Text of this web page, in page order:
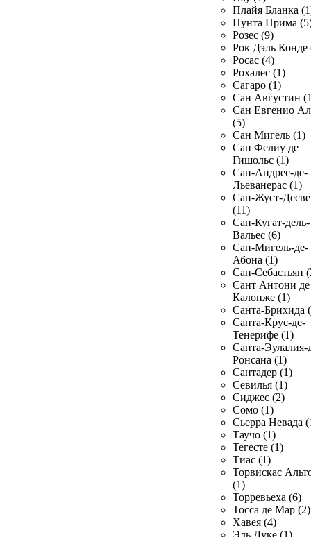
Плайя Бланка
Пунта Прима
Розес (9)
Рок Дэль Конде
Росас (4)
Рохалес (1)
Сагаро (1)
Сан Августин
Сан Евгенио
(5)
Сан Мигель (1)
Сан Фелиу де
Гишольс (1)
Сан-Андрес-де-
Льеванерас (1)
Сан-Жуст-
(11)
Сан-Кугат-дель-
Вальес (6)
Сан-Мигель-де-
Абона (1)
Сан-Себастьян
Сант Антони де
Калонже (1)
Санта-Брихида
Санта-Крус-де-
Тенерифе (1)
Санта-Эулалия-
Ронсана (1)
Сантадер (1)
Севилья (1)
Сиджес (2)
Сомо (1)
Сьерра Невада
Таучо (1)
Тегесте (1)
Тиас (1)
Торвискас
(1)
Торревьеха (6)
Тосса де Мар (2)
Хавея (4)
Эль Дуке (1)